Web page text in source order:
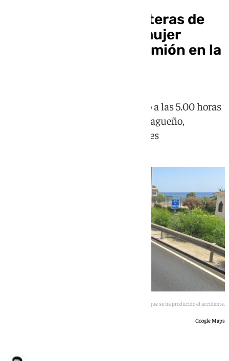
Tragedia en las carreteras de
Málaga: fallece una mujer
atropellada por un camión en la
El suceso ha tenido lugar en torno a las 5.00 horas
de este lunes en el municipio malagueño,
generando importantes retenciones
Imagen del punto kilométrico en el que se ha producido el accidente.
Google Maps